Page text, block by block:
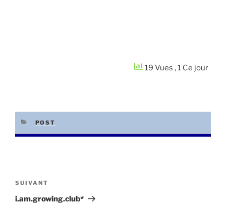
19 Vues , 1 Ce jour
CATÉGORIES
POST
de
l’article
Article
suivant
SUIVANT
i.am.growing.club*